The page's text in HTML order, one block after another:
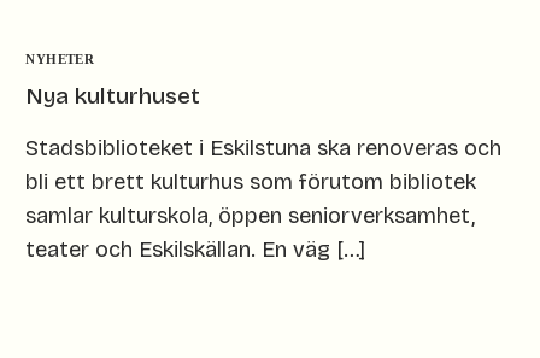
NYHETER
Nya kulturhuset
Stadsbiblioteket i Eskilstuna ska renoveras och
bli ett brett kulturhus som förutom bibliotek
samlar kulturskola, öppen seniorverksamhet,
teater och Eskilskällan. En väg […]